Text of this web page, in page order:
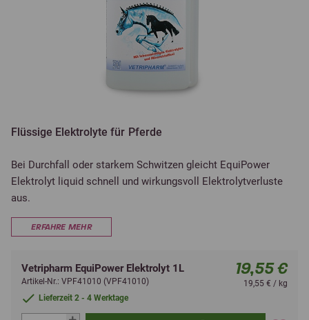
Flüssige Elektrolyte für Pferde
Bei Durchfall oder starkem Schwitzen gleicht EquiPower
Elektrolyt liquid schnell und wirkungsvoll Elektrolytverluste
aus.
ERFAHRE MEHR
Vetripharm EquiPower Elektrolyt 1L
Artikel-Nr.: VPF41010 (VPF41010)
Lieferzeit 2 - 4 Werktage
19,55 €
19,55 € / kg